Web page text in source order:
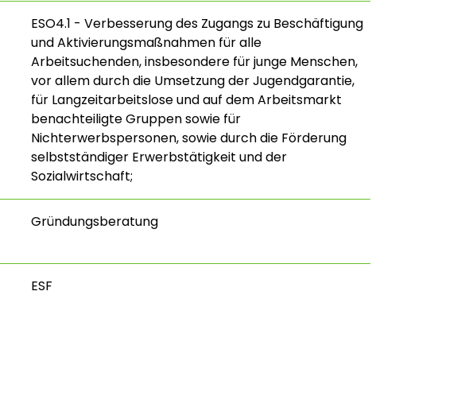
ESO4.1 - Verbesserung des Zugangs zu Beschäftigung
und Aktivierungsmaßnahmen für alle
Arbeitsuchenden, insbesondere für junge Menschen,
vor allem durch die Umsetzung der Jugendgarantie,
für Langzeitarbeitslose und auf dem Arbeitsmarkt
benachteiligte Gruppen sowie für
Nichterwerbspersonen, sowie durch die Förderung
selbstständiger Erwerbstätigkeit und der
Sozialwirtschaft;
Gründungsberatung
ESF